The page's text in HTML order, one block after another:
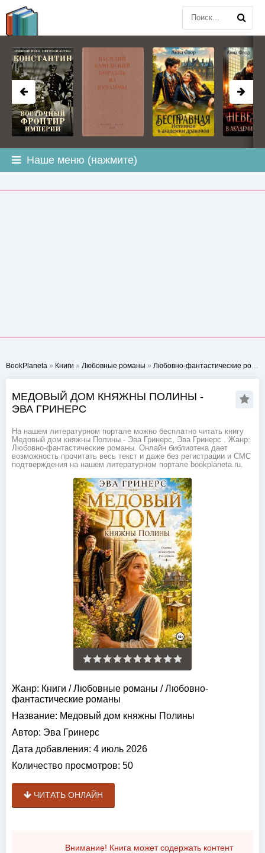
Наше меню (нажмите)
BookPlaneta » Книги » Любовные романы » Любовно-фантастические романы
МЕДОВЫЙ ДОМ КНЯЖНЫ ПОЛИНЫ -
ЭВА ГРИНЕРС
На нашем литературном портале можно бесплатно читать книгу
Медовый дом княжны Полины - Эва Гринерс, Эва Гринерс . Жанр:
Любовно-фантастические романы. Онлайн библиотека дает
возможность прочитать весь текст и даже без регистрации и СМС
подтверждения на нашем литературном портале bookplaneta.ru.
Жанр: Книги /Любовные романы /Любовно-
фантастические романы
Название: Медовый дом княжны Полины
Автор: Эва Гринерс
Дата добавления: 4 июль 2026
Количество просмотров: 50
ЧИТАТЬ ОНЛАЙН
Внимание! Книга может содержать контент
BOOKPLANETA.COM